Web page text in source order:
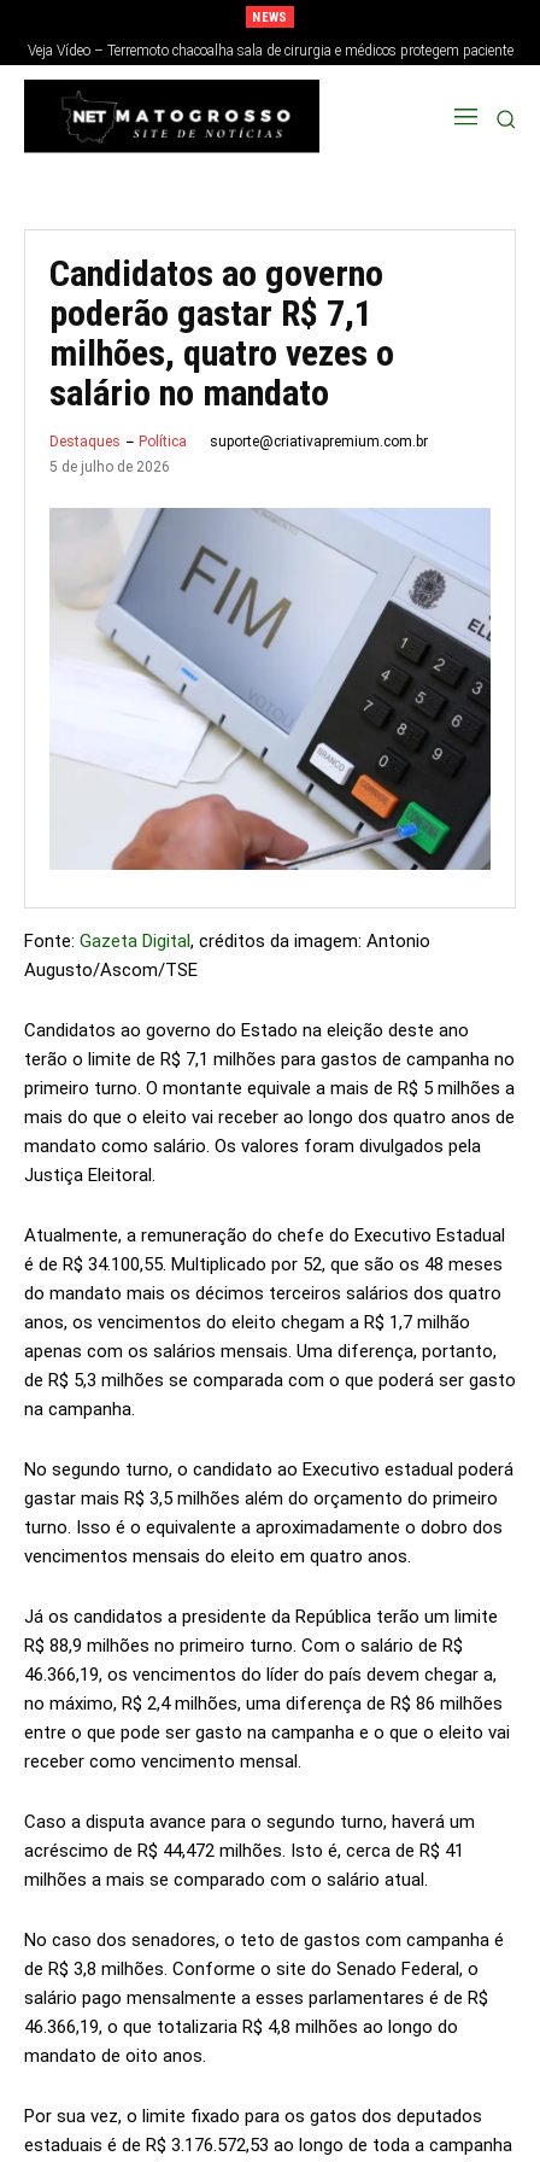
NEWS
Veja Vídeo – Terremoto chacoalha sala de cirurgia e médicos protegem paciente
no Japão; veja
Candidatos ao governo
poderão gastar R$ 7,1
milhões, quatro vezes o
salário no mandato
Destaques Política
suporte@criativapremium.com.br
5 de julho de 2026
Fonte: Gazeta Digital, créditos da imagem: Antonio
Augusto/Ascom/TSE
Candidatos ao governo do Estado na eleição deste ano
terão o limite de R$ 7,1 milhões para gastos de campanha no
primeiro turno. O montante equivale a mais de R$ 5 milhões a
mais do que o eleito vai receber ao longo dos quatro anos de
mandato como salário. Os valores foram divulgados pela
Justiça Eleitoral.
Atualmente, a remuneração do chefe do Executivo Estadual
é de R$ 34.100,55. Multiplicado por 52, que são os 48 meses
do mandato mais os décimos terceiros salários dos quatro
anos, os vencimentos do eleito chegam a R$ 1,7 milhão
apenas com os salários mensais. Uma diferença, portanto,
de R$ 5,3 milhões se comparada com o que poderá ser gasto
na campanha.
No segundo turno, o candidato ao Executivo estadual poderá
gastar mais R$ 3,5 milhões além do orçamento do primeiro
turno. Isso é o equivalente a aproximadamente o dobro dos
vencimentos mensais do eleito em quatro anos.
Já os candidatos a presidente da República terão um limite
R$ 88,9 milhões no primeiro turno. Com o salário de R$
46.366,19, os vencimentos do líder do país devem chegar a,
no máximo, R$ 2,4 milhões, uma diferença de R$ 86 milhões
entre o que pode ser gasto na campanha e o que o eleito vai
receber como vencimento mensal.
Caso a disputa avance para o segundo turno, haverá um
acréscimo de R$ 44,472 milhões. Isto é, cerca de R$ 41
milhões a mais se comparado com o salário atual.
No caso dos senadores, o teto de gastos com campanha é
de R$ 3,8 milhões. Conforme o site do Senado Federal, o
salário pago mensalmente a esses parlamentares é de R$
46.366,19, o que totalizaria R$ 4,8 milhões ao longo do
mandato de oito anos.
Por sua vez, o limite fixado para os gatos dos deputados
estaduais é de R$ 3.176.572,53 ao longo de toda a campanha